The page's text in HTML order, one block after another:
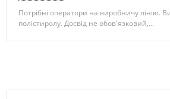
Потрібні оператори на виробничу лінію.
полістиролу. Досвід не обов'язковий,...